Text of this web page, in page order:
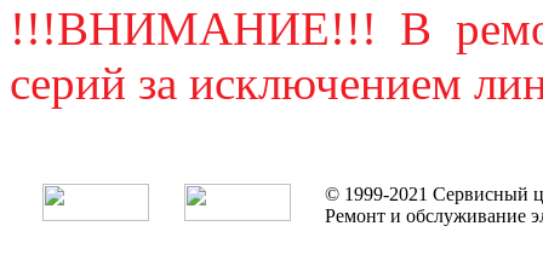
!!!ВНИМАНИЕ!!! В
серий за исключением
© 1999-2021 Сервисный
Ремонт и обслуживание